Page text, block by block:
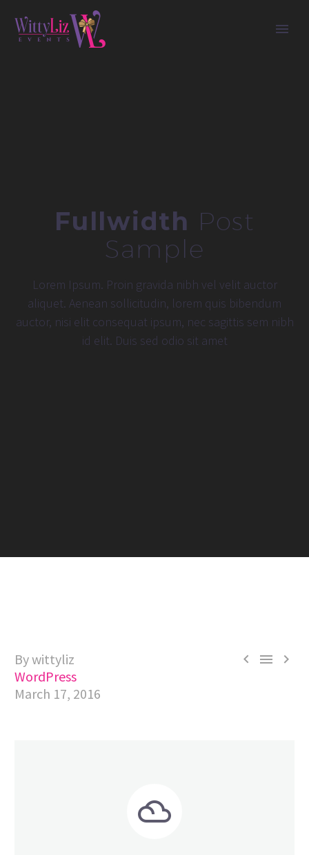
Fullwidth Post
Sample
Lorem Ipsum. Proin gravida nibh vel velit auctor
aliquet. Aenean sollicitudin, lorem quis bibendum
auctor, nisi elit consequat ipsum, nec sagittis sem nibh
id elit. Duis sed odio sit amet
  
By wittyliz
WordPress
March 17, 2016

